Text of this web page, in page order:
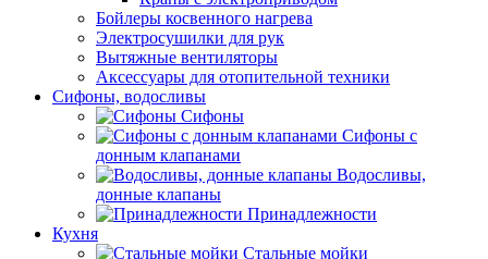
Бойлеры косвенного нагрева
Электросушилки для рук
Вытяжные вентиляторы
Аксессуары для отопительной техники
Сифоны, водосливы
Сифоны
Сифоны с
донным клапанами
Водосливы,
донные клапаны
Принадлежности
Кухня
Стальные мойки